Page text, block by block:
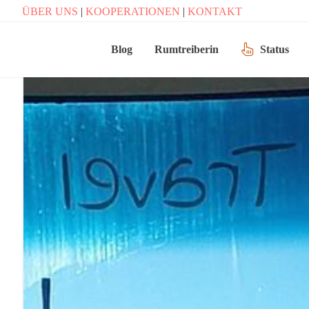
ÜBER UNS | KOOPERATIONEN | KONTAKT
Blog Rumtreiberin Status